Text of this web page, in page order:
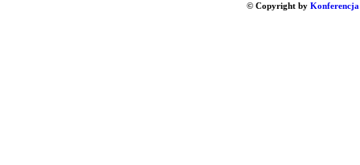
© Copyright by Konferencja